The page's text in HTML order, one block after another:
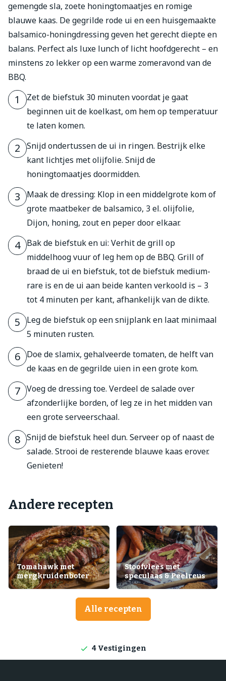
gemengde sla, zoete honingtomaatjes en romige
blauwe kaas. De gegrilde rode ui en een huisgemaakte
balsamico-honingdressing geven het gerecht diepte en
balans. Perfect als luxe lunch of licht hoofdgerecht – en
minstens zo lekker op een warme zomeravond van de
BBQ.
1
Zet de biefstuk 30 minuten voordat je gaat
beginnen uit de koelkast, om hem op temperatuur
te laten komen.
2
Snijd ondertussen de ui in ringen. Bestrijk elke
kant lichtjes met olijfolie. Snijd de
honingtomaatjes doormidden.
3
Maak de dressing: Klop in een middelgrote kom of
grote maatbeker de balsamico, 3 el. olijfolie,
Dijon, honing, zout en peper door elkaar.
4
Bak de biefstuk en ui: Verhit de grill op
middelhoog vuur of leg hem op de BBQ. Grill of
braad de ui en biefstuk, tot de biefstuk medium-
rare is en de ui aan beide kanten verkoold is – 3
tot 4 minuten per kant, afhankelijk van de dikte.
5
Leg de biefstuk op een snijplank en laat minimaal
5 minuten rusten.
6
Doe de slamix, gehalveerde tomaten, de helft van
de kaas en de gegrilde uien in een grote kom.
7 Voeg de dressing toe. Verdeel de salade over
afzonderlijke borden, of leg ze in het midden van
een grote serveerschaal.
8 Snijd de biefstuk heel dun. Serveer op of naast de
salade. Strooi de resterende blauwe kaas erover.
Genieten!
Andere recepten
Tomahawk met
mergkruidenboter
Stoofvlees met
speculaas & Peelreus
Alle recepten
Lokale producten
4 Vestigingen